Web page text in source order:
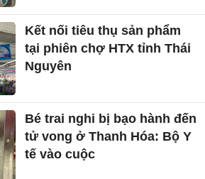
Kết nối tiêu thụ sản phẩm
tại phiên chợ HTX tỉnh Thái
Nguyên
Bé trai nghi bị bạo hành đến
tử vong ở Thanh Hóa: Bộ Y
tế vào cuộc